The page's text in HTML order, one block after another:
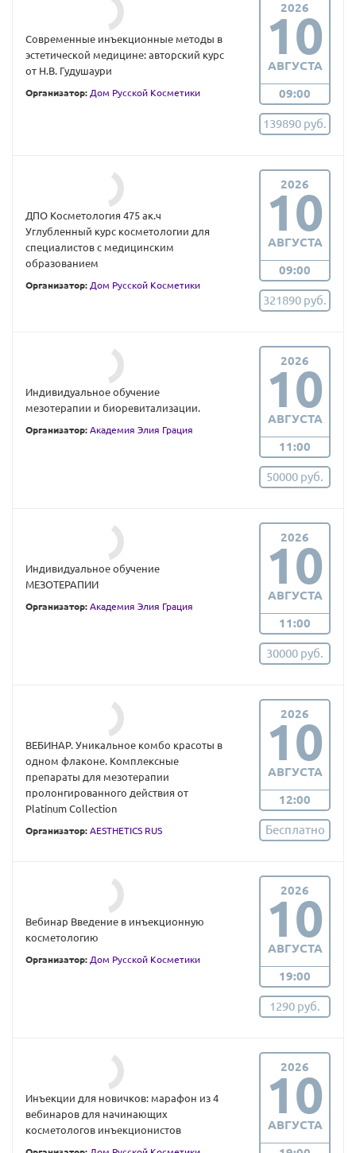
Современные инъекционные методы в
эстетической медицине: авторский курс
от Н.В. Гудушаури
Организатор: Дом Русской Косметики
2026
10
АВГУСТА
09:00
139890 руб.
ДПО Косметология 475 ак.ч
Углубленный курс косметологии для
специалистов с медицинским
образованием
Организатор: Дом Русской Косметики
2026
10
АВГУСТА
09:00
321890 руб.
Индивидуальное обучение
мезотерапии и биоревитализации.
Организатор: Академия Элия Грация
2026
10
АВГУСТА
11:00
50000 руб.
Индивидуальное обучение
МЕЗОТЕРАПИИ
Организатор: Академия Элия Грация
2026
10
АВГУСТА
11:00
30000 руб.
ВЕБИНАР. Уникальное комбо красоты в
одном флаконе. Комплексные
препараты для мезотерапии
пролонгированного действия от
Platinum Collection
Организатор: AESTHETICS RUS
2026
10
АВГУСТА
12:00
Бесплатно
Вебинар Введение в инъекционную
косметологию
Организатор: Дом Русской Косметики
2026
10
АВГУСТА
19:00
1290 руб.
Инъекции для новичков: марафон из 4
вебинаров для начинающих
косметологов инъекционистов
2026
10
АВГУСТА